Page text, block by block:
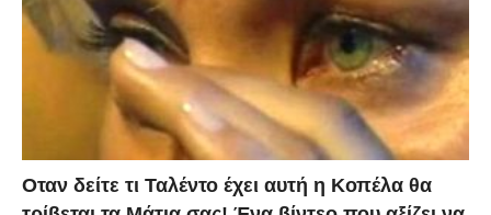
Οταν δείτε τι Ταλέντο έχει αυτή η Κοπέλα θα